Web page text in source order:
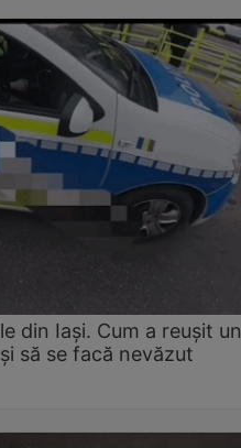
din Iași. Cum a reușit un
să se facă nevăzut